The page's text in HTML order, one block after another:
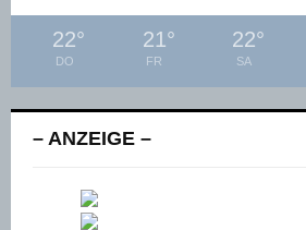
22°
DO
21°
FR
22°
SA
– ANZEIGE –